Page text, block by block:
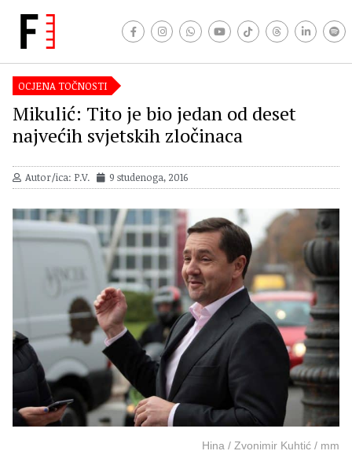
OCJENA TOČNOSTI
Mikulić: Tito je bio jedan od deset
najvećih svjetskih zločinaca
Autor/ica: P.V. 9 studenoga, 2016
Hina / Zvonimir Kuhtić / mm